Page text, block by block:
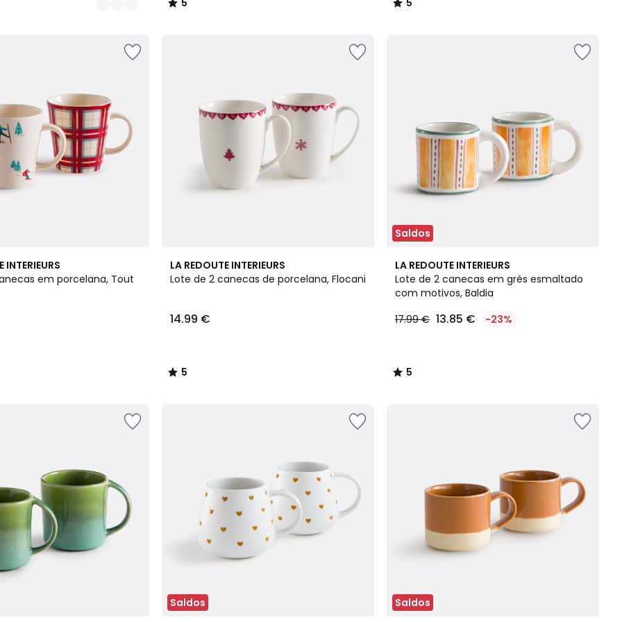
5
/
5
/
INTERIEURS
em porcelana, Tout
LA REDOUTE INTERIEURS
Lote de 2 canecas de porcelana, Flocani
14.99 €
5
/
5
/
Saldos
LA REDOUTE INTERIEURS
Lote de 2 canecas em grés esmaltado
com motivos, Baldia
17.99 € 13.85 € -23%
5
/
5
5
/
Saldos Saldos